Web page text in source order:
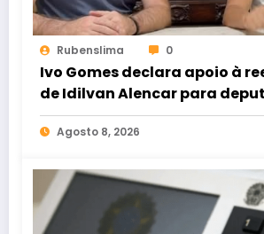
Rubenslima 0
Ivo Gomes declara apoio à
de Idilvan Alencar para
federal
Agosto 8, 2026